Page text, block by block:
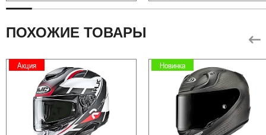
ПОХОЖИЕ ТОВАРЫ
Акция Новинка